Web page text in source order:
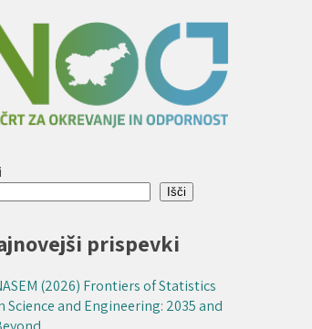
Išči
prispevki
(2026) Frontiers of Statistics
Science and Engineering: 2035 and